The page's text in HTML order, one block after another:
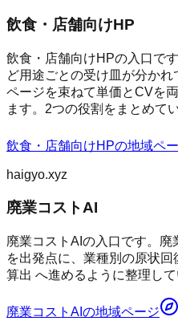
飲食・店舗向けHP
飲食・店舗向けHPの入口で
ど用途ごとの受け皿が分か
ページを束ねて単価とCVを
ます。2つの役割をまとめて
飲食・店舗向けHPの地域ペ
haigyo.xyz
廃業コストAI
廃業コストAIの入口です。
を出発点に、業種別の原状
算出 へ進めるように整理し
廃業コストAI の地域ページ